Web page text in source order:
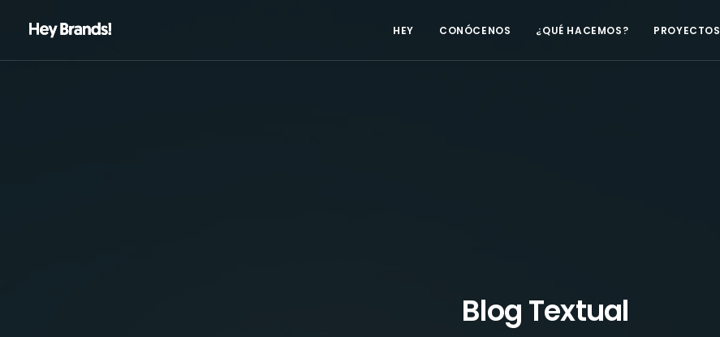
HEY CONÓCENOS ¿QUÉ HACEMOS? PROYECTOS
Blog Textual